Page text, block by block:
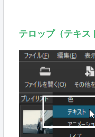
テロップ（テキス